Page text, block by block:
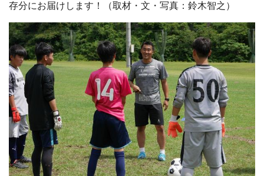
存分にお届けします！（取材・文・写真：鈴木智之）